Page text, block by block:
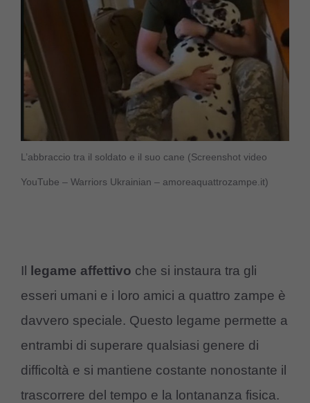
L’abbraccio tra il soldato e il suo cane (Screenshot video
YouTube – Warriors Ukrainian – amoreaquattrozampe.it)
Il legame affettivo che si instaura tra gli
esseri umani e i loro amici a quattro zampe è
davvero speciale. Questo legame permette a
entrambi di superare qualsiasi genere di
difficoltà e si mantiene costante nonostante il
trascorrere del tempo e la lontananza fisica.